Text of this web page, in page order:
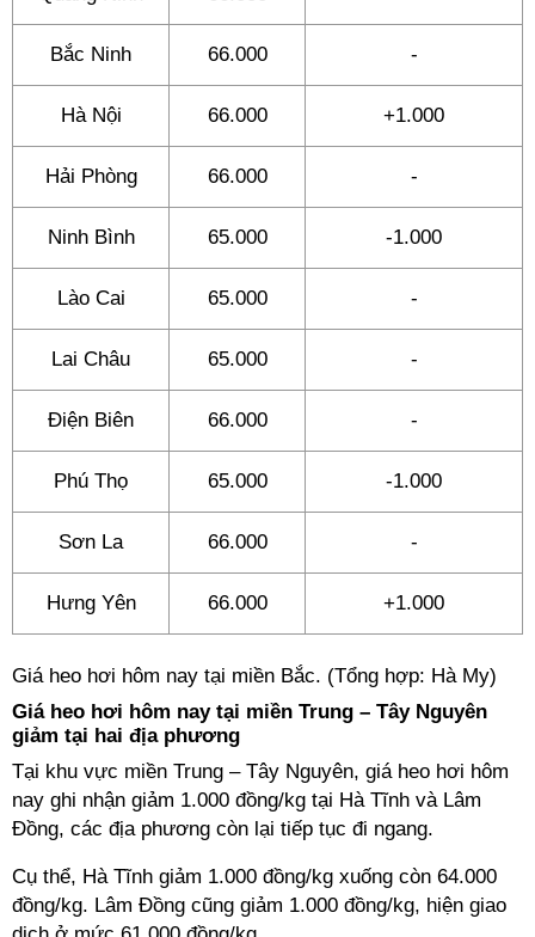
Bắc Ninh 66.000 -
Hà Nội 66.000 +1.000
Hải Phòng 66.000 -
Ninh Bình 65.000 -1.000
Lào Cai 65.000 -
Lai Châu 65.000 -
Điện Biên 66.000 -
Phú Thọ 65.000 -1.000
Sơn La 66.000 -
Hưng Yên 66.000 +1.000
Giá heo hơi hôm nay tại miền Bắc. (Tổng hợp: Hà My)
Giá heo hơi hôm nay tại miền Trung – Tây Nguyên
giảm tại hai địa phương
Tại khu vực miền Trung – Tây Nguyên, giá heo hơi hôm
nay ghi nhận giảm 1.000 đồng/kg tại Hà Tĩnh và Lâm
Đồng, các địa phương còn lại tiếp tục đi ngang.
Cụ thể, Hà Tĩnh giảm 1.000 đồng/kg xuống còn 64.000
đồng/kg. Lâm Đồng cũng giảm 1.000 đồng/kg, hiện giao